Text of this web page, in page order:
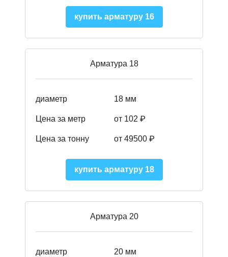
купить арматуру 16
Арматура 18
диаметр 18 мм
Цена за метр от 102 ₽
Цена за тонну от 49500 ₽
купить арматуру 18
Арматура 20
диаметр 20 мм